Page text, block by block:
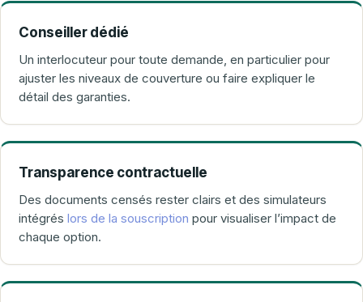
Conseiller dédié
Un interlocuteur pour toute demande, en particulier pour
ajuster les niveaux de couverture ou faire expliquer le
détail des garanties.
Transparence contractuelle
Des documents censés rester clairs et des simulateurs
intégrés lors de la souscription pour visualiser l’impact de
chaque option.